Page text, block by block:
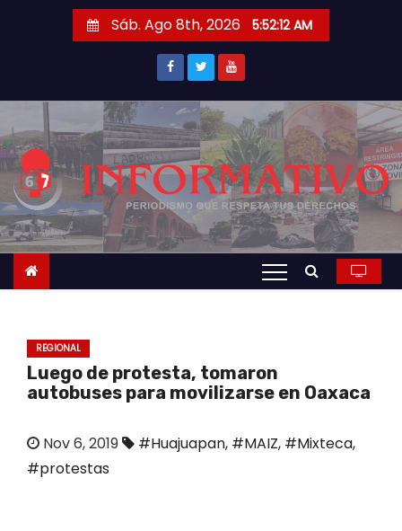
r
a
c
o
t
Sáb. Ago 8th, 2026 5:52:13 AM
REGIONAL
Luego de protesta, tomaron
autobuses para movilizarse en Oaxaca
Nov 6, 2019 #Huajuapan, #MAIZ, #Mixteca,
#protestas